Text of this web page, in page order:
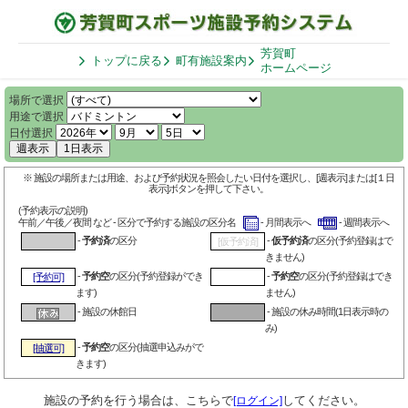
トップに戻る 町有施設案内
芳賀町
ホームページ
場所で選択
用途で選択
日付選択
週表示
1日表示
※ 施設の場所または用途、および予約状況を照会したい日付を選択し、[週表示]または[１日
表示]ボタンを押して下さい。
(予約表示の説明)
午前／午後／夜間 など - 区分で予約する施設の区分名
- 月間表示へ
- 週間表示へ
-予約済の区分 [仮予約済] -仮予約済の区分(予約登録はで
きません)
[予約可]
-予約空の区分(予約登録ができ
ます)
-予約空の区分(予約登録はでき
ません)
- 施設の休館日
- 施設の休み時間(1日表示時の
み)
[抽選可]
-予約空の区分(抽選申込みがで
きます)
施設の予約を行う場合は、こちらで[ログイン]してください。